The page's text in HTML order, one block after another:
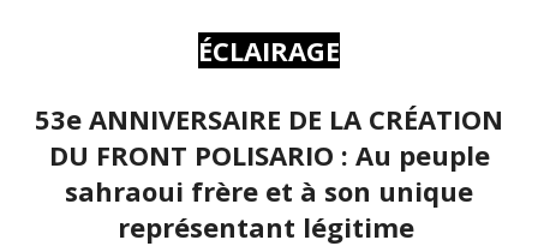
ÉCLAIRAGE
53e ANNIVERSAIRE DE LA CRÉATION
DU FRONT POLISARIO : Au peuple
sahraoui frère et à son unique
représentant légitime